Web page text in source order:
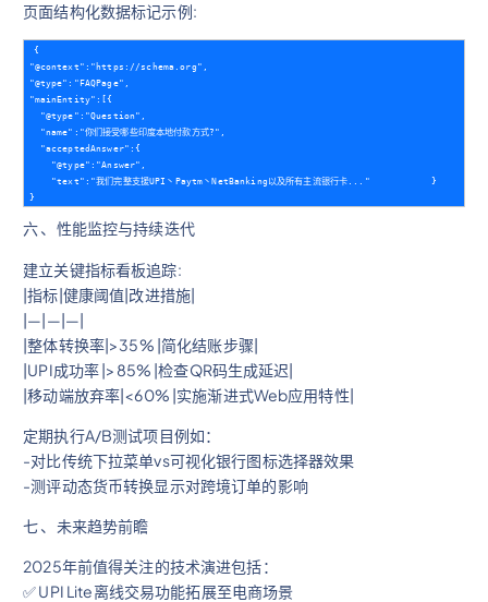
页面结构化数据标记示例:
{
"@context":"https://schema.org",
"@type":"FAQPage",
"mainEntity":[{
  "@type":"Question",
  "name":"你们接受哪些印度本地付款方式?",
  "acceptedAnswer":{
    "@type":"Answer",
"text":"我们完整支援UPI丶Paytm丶NetBanking以及所有主流银行卡..."           }
六 、性能监控与持续迭代
建立关键指标看板追踪:
|指标|健康阈值|改进措施|
|—|—|—|
|整体转换率|>35% |简化结账步骤|
|UPI成功率 |>85% |检查QR码生成延迟|
|移动端放弃率|<60% |实施渐进式Web应用特性|
定期执行A/B测试项目例如：
-对比传统下拉菜单vs可视化银行图标选择器效果
-测评动态货币转换显示对跨境订单的影响
七 、未来趋势前瞻
2025年前值得关注的技术演进包括：
✅ UPI Lite离线交易功能拓展至电商场景